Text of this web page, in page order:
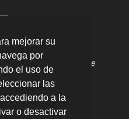
mejorar su
por
el uso de
las
a la
o desactivar
mi contrato de
todas mis dudas durante